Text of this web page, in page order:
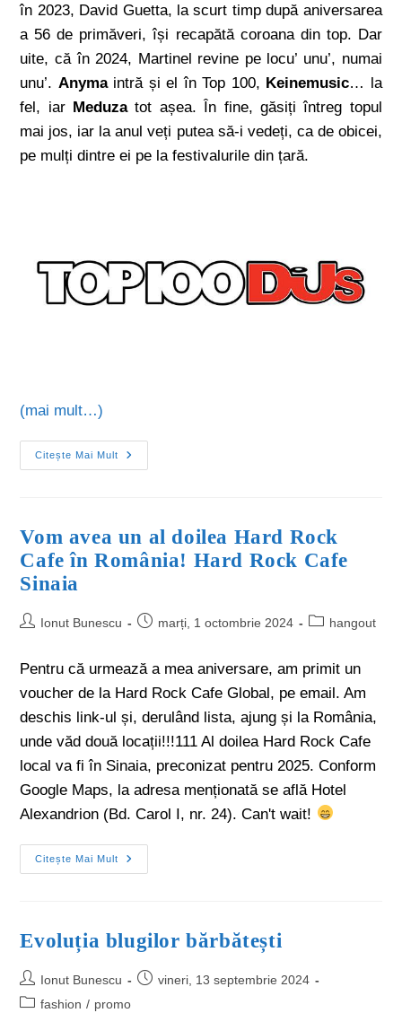
în 2023, David Guetta, la scurt timp după aniversarea
a 56 de primăveri, își recapătă coroana din top. Dar
uite, că în 2024, Martinel revine pe locu’ unu’, numai
unu’. Anyma intră și el în Top 100, Keinemusic… la
fel, iar Meduzatot așea. În fine, găsiți întreg topul
mai jos, iar la anul veți putea să-i vedeți, ca de obicei,
pe mulți dintre ei pe la festivalurile din țară.
(mai mult…)
Citește Mai Mult
Vom avea un al doilea Hard Rock
Cafe în România! Hard Rock Cafe
Sinaia
Ionut Bunescu marți, 1 octombrie 2024 hangout
Pentru că urmează a mea aniversare, am primit un
voucher de la Hard Rock Cafe Global, pe email. Am
deschis link-ul și, derulând lista, ajung și la România,
unde văd două locații!!!111 Al doilea Hard Rock Cafe
local va fi în Sinaia, preconizat pentru 2025. Conform
Google Maps, la adresa menționată se află Hotel
Alexandrion (Bd. Carol I, nr. 24). Can't wait!
Citește Mai Mult
Evoluția blugilor bărbătești
Ionut Bunescu
vineri, 13 septembrie 2024
fashion / promo